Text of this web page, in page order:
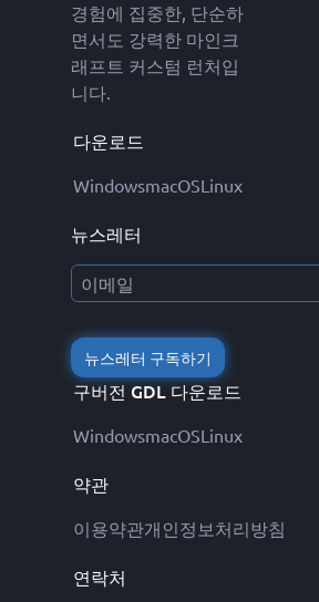
경험에 집중한, 단순하
면서도 강력한 마인크
래프트 커스텀 런처입
니다.
다운로드
WindowsmacOSLinux
뉴스레터
뉴스레터 구독하기
구버전 GDL 다운로드
WindowsmacOSLinux
약관
이용약관개인정보처리방침
연락처